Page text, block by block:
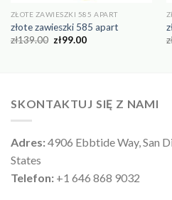
ZŁOTE ZAWIESZKI 585 APART
złote zawieszki 585 apart
zł139.00 zł99.00
SKONTAKTUJ SIĘ Z NAMI
Adres:4906 Ebbtide Way, San
States
Telefon: +1 646 868 9032